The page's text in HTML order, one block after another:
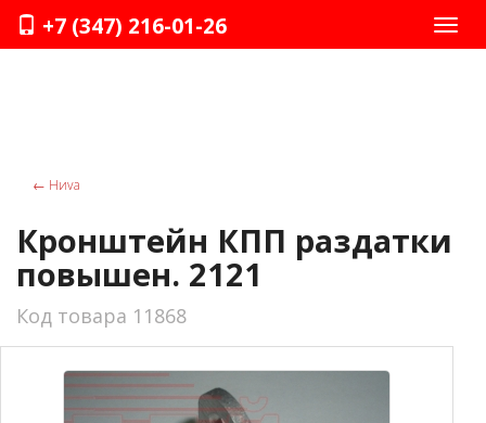
+7 (347) 216-01-26
← Ниvа
Кронштейн КПП раздатки
повышен. 2121
Код товара 11868